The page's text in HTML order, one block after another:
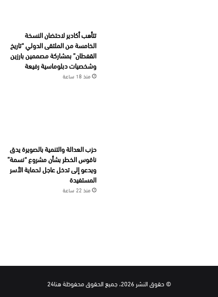
تتأهب أكادير لاحتضان النسخة
الخامسة من الملتقى الدولي “تاريخ
القفطان” بمشاركة مصممين بارزين
وشخصيات دبلوماسية رفيعة
منذ 18 ساعة
حزب العدالة والتنمية بالصويرة يدق
ناقوس الخطر بشأن مشروع “نسمة”
ويدعو إلى تدخل عاجل لحماية الأسر
المستفيدة
منذ 22 ساعة
© حقوق النشر 2026، جميع الحقوق محفوظة هنا24